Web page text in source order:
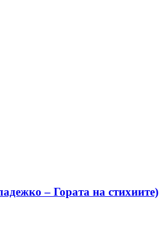
– Гората на стихиите)